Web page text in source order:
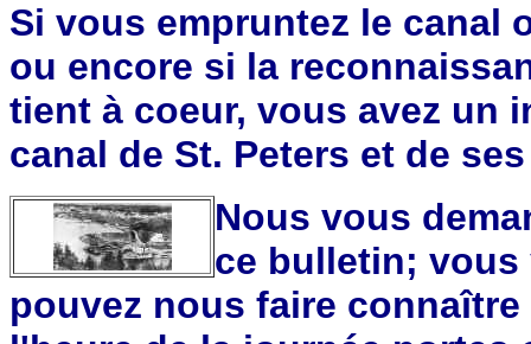
Si vous empruntez le canal
ou encore si la
tient à coeur, vous avez un
canal de St. Peters et de
Nous vous
ce bulletin; vous
pouvez nous faire